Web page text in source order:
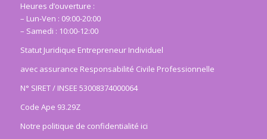
Heures d’ouverture :
– Lun-Ven : 09:00-20:00
– Samedi : 10:00-12:00
Statut Juridique Entrepreneur Individuel
avec assurance Responsabilité Civile Professionnelle
N° SIRET / INSEE 53008374000064
Code Ape 93.29Z
Notre politique de confidentialité ici